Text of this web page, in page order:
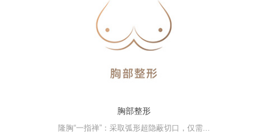
胸部整形
隆胸“一指禅”：采取弧形超隐蔽切口，仅需...